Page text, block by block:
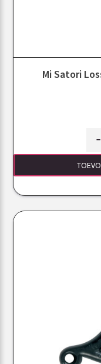
Mi Satori
-